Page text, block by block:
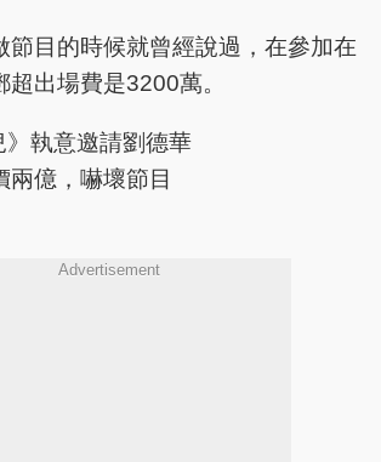
節目的時候就曾經說過，在參加在
出場費是3200萬。
Advertisement